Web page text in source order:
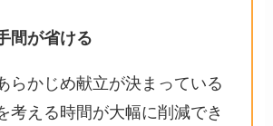
間が省ける
らかじめ献立が決まっている
考える時間が大幅に削減でき